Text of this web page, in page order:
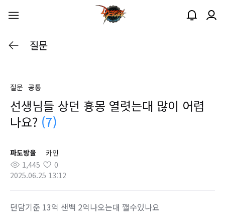
질문
질문 공통
선생님들 상던 흉몽 열렷는대 많이 어렵
나요? (7)
파도방울
카인
1,445
0
2025.06.25 13:12
던담기준 13억 샌백 2억나오는대 꺨수있나요